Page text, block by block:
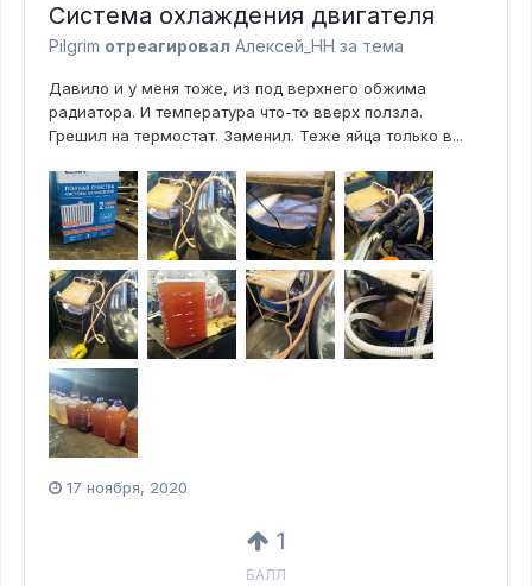
Система охлаждения двигателя
Pilgrim отреагировал Алексей_НН за тема
Давило и у меня тоже, из под верхнего обжима
радиатора. И температура что-то вверх ползла.
Грешил на термостат. Заменил. Теже яйца только в...
17 ноября, 2020
1
БАЛЛ